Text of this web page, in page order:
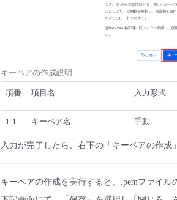
キーペアの作成説明
項番 項目名 入力形式
1-1 キーペア名 手動
入力が完了したら、右下の「キーペアの作成
キーペアの作成を実行すると、.pemファイル